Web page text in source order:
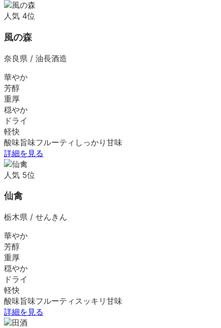
人気 4位
風の森
奈良県 / 油長酒造
華やか
芳醇
重厚
穏やか
ドライ
軽快
酸味旨味フルーティ しっかり 甘味
詳細を見る
人気 5位
仙禽
栃木県 / せんきん
華やか
芳醇
重厚
穏やか
ドライ
軽快
酸味旨味フルーティ スッキリ 甘味
詳細を見る